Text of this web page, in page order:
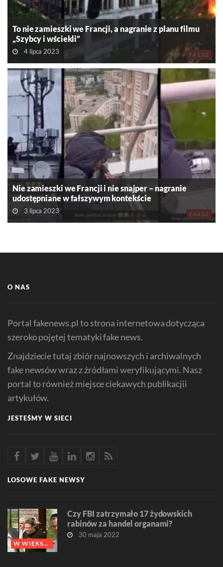
FAŁSZ
To nie zamieszki we Francji, a nagranie z planu filmu
„Szybcy i wściekli”
4 lipca 2023
FAŁSZ
Nie zamieszki we Francji i nie snajper – nagranie
udostępniane w fałszywym kontekście
3 lipca 2023
O NAS
Portal fakenews.pl to strona internetowa dotycząca
szeroko pojętej tematyki fake news.
Znajdziecie tutaj zbiór najnowszych i archiwalnych
fake newsów wraz z źródłami weryfikującymi. Nasz
portal to również miejsce ciekawych publikacjii
artykułów.
JESTEŚMY W SIECI
LOSOWE FAKE NEWSY
W WIĘKSZOŚCI FAŁSZ
Czy FBI zatrzymało 17 żydowskich
rabinów za handel organami?
30 maja 2022